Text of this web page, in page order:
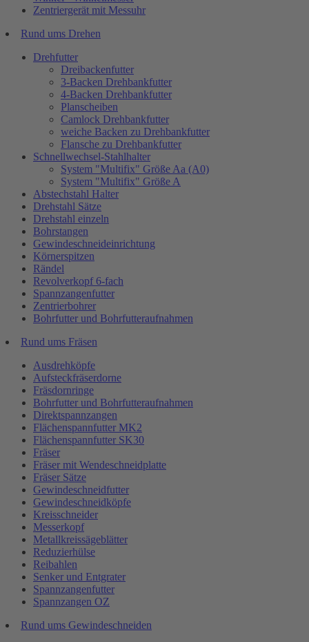
Zentriergerät mit Messuhr
Rund ums Drehen
Drehfutter
Dreibackenfutter
3-Backen Drehbankfutter
4-Backen Drehbankfutter
Planscheiben
Camlock Drehbankfutter
weiche Backen zu Drehbankfutter
Flansche zu Drehbankfutter
Schnellwechsel-Stahlhalter
System "Multifix" Größe Aa (A0)
System "Multifix" Größe A
Abstechstahl Halter
Drehstahl Sätze
Drehstahl einzeln
Bohrstangen
Gewindeschneideinrichtung
Körnerspitzen
Rändel
Revolverkopf 6-fach
Spannzangenfutter
Zentrierbohrer
Bohrfutter und Bohrfutteraufnahmen
Rund ums Fräsen
Ausdrehköpfe
Aufsteckfräserdorne
Fräsdornringe
Bohrfutter und Bohrfutteraufnahmen
Direktspannzangen
Flächenspannfutter MK2
Flächenspannfutter SK30
Fräser
Fräser mit Wendeschneidplatte
Fräser Sätze
Gewindeschneidfutter
Gewindeschneidköpfe
Kreisschneider
Messerkopf
Metallkreissägeblätter
Reduzierhülse
Reibahlen
Senker und Entgrater
Spannzangenfutter
Spannzangen OZ
Rund ums Gewindeschneiden